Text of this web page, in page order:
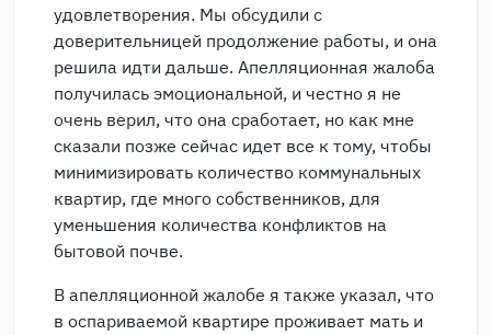
удовлетворения. Мы обсудили с
доверительницей продолжение работы, и она
решила идти дальше. Апелляционная жалоба
получилась эмоциональной, и честно я не
очень верил, что она сработает, но как мне
сказали позже сейчас идет все к тому, чтобы
минимизировать количество коммунальных
квартир, где много собственников, для
уменьшения количества конфликтов на
бытовой почве.
В апелляционной жалобе я также указал, что
в оспариваемой квартире проживает мать и